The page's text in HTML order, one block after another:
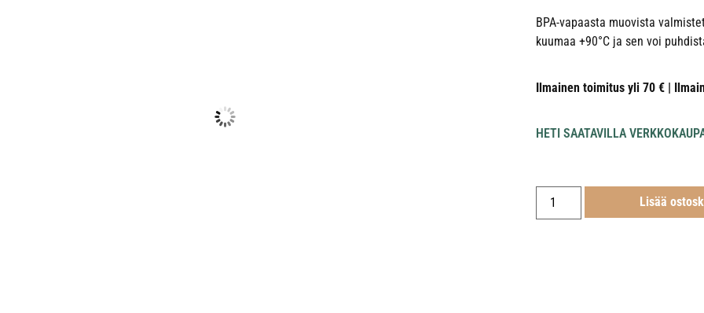
BPA-vapaasta muovista
kuumaa +90°C ja sen voi
Ilmainen toimitus yli 70 € |
HETI SAATAVILLA
Lisää